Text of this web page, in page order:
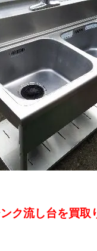
ク流し台を買取